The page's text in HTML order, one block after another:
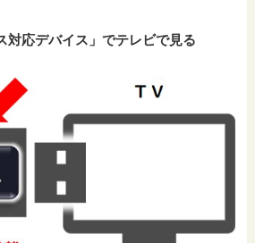
応デバイス」でテレビで見る